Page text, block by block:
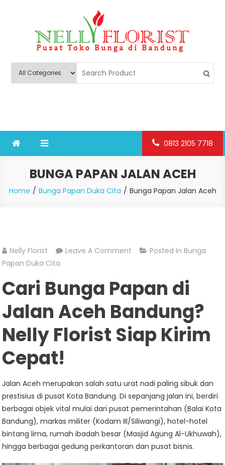
Nelly Florist Bandung
0813 2105 7718
BUNGA PAPAN JALAN ACEH
Home Bunga Papan Duka Cita Bunga Papan Jalan Aceh
Nelly Florist Leave A Comment On
Jalan
Aceh
Posted In Bunga
Papan Duka Cita
Cari Bunga Papan di
Jalan Aceh Bandung?
Nelly Florist Siap Kirim
Cepat!
Jalan Aceh merupakan salah satu urat nadi paling sibuk dan
prestisius di pusat Kota Bandung. Di sepanjang jalan ini, berdiri
berbagai objek vital mulai dari pusat pemerintahan (Balai Kota
Bandung), markas militer (Kodam III/Siliwangi), hotel-hotel
bintang lima, rumah ibadah besar (Masjid Agung Al-Ukhuwah),
hingga berbagai gedung perkantoran dan pusat bisnis.